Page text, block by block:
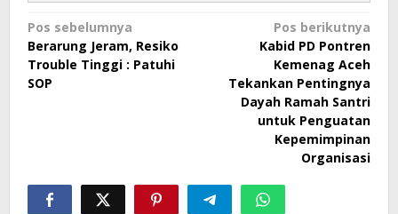
Navigasi
pos
Pos sebelumnya
Berarung Jeram, Resiko
Trouble Tinggi : Patuhi
SOP
Pos berikutnya
Kabid PD Pontren
Kemenag Aceh
Tekankan Pentingnya
Dayah Ramah Santri
untuk Penguatan
Kepemimpinan
Organisasi